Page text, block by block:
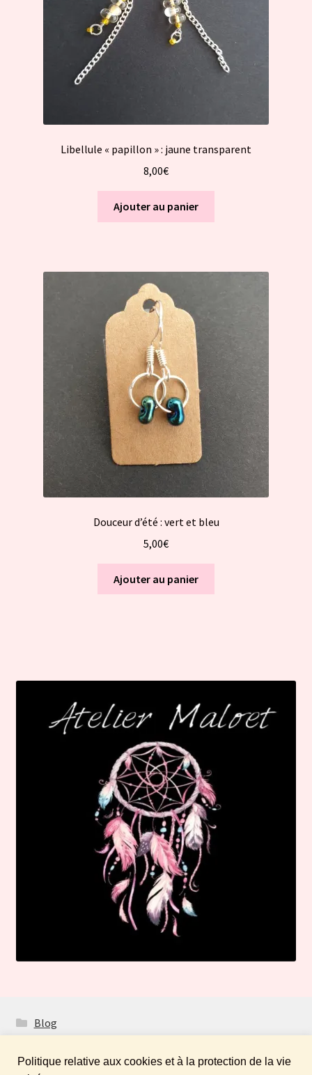
Libellule « papillon » : jaune transparent
8,00€
Ajouter au panier
Douceur d’été : vert et bleu
5,00€
Ajouter au panier
Blog
Politique relative aux cookies et à la protection de la vie